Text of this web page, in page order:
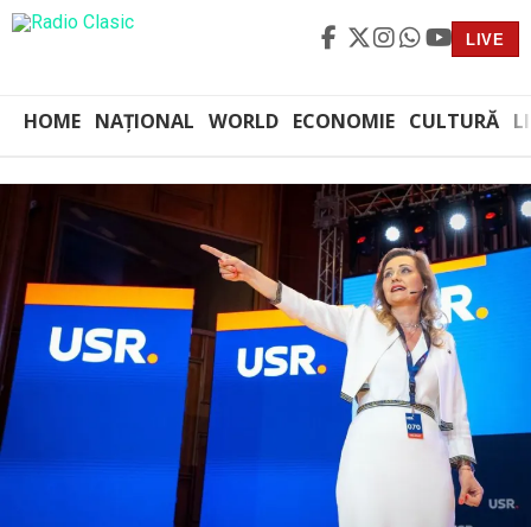
LIVE
HOME NAȚIONAL WORLD ECONOMIE CULTURĂ